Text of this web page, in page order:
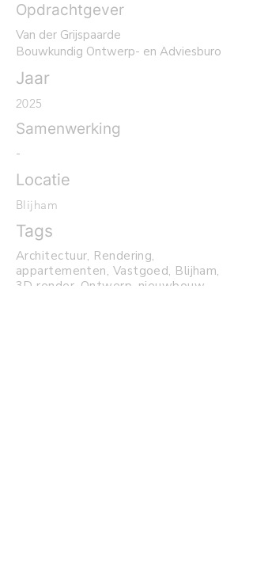
Opdrachtgever
Van der Grijspaarde
Bouwkundig Ontwerp- en Adviesburo
Jaar
2025
Samenwerking
-
Locatie
Blijham
Tags
Architectuur, Rendering,
appartementen, Vastgoed, Blijham,
3D render, Ontwerp, nieuwbouw.